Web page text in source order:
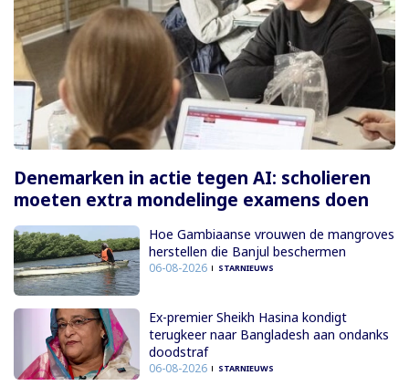
Denemarken in actie tegen AI: scholieren
moeten extra mondelinge examens doen
Hoe Gambiaanse vrouwen de mangroves
herstellen die Banjul beschermen
06-08-2026 STARNIEUWS
Ex-premier Sheikh Hasina kondigt
terugkeer naar Bangladesh aan ondanks
doodstraf
06-08-2026 STARNIEUWS